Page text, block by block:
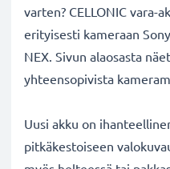
varten? CELLONIC vara-
erityisesti kameraan Sony
NEX. Sivun alaosasta
yhteensopivista
Uusi akku on
pitkäkestoiseen